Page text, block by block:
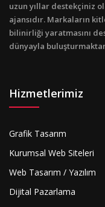
uzun yıllar destekçiniz
ajansıdır. Markaların
bilinirliği yaratmasını
dünyayla
Hizmetlerimiz
Grafik Tasarım
Kurumsal Web Siteleri
Web Tasarım / Yazılım
Dijital Pazarlama